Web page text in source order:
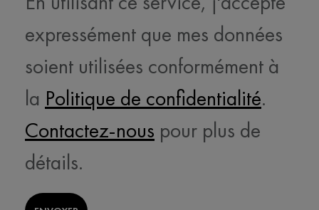
expressément que mes données
soient utilisées conformément à
la Politique de confidentialité.
Contactez-nous pour plus de
détails.